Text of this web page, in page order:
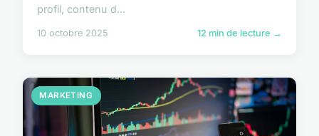
profil, contenu d...
10 octobre 2025 12 min de lecture →
MARKETING